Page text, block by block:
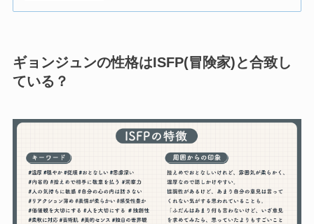
ギョンジュンの性格はISFP(冒険家)と合致し
ている？